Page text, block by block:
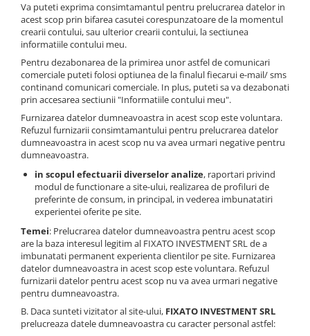
Va puteti exprima consimtamantul pentru prelucrarea datelor in
acest scop prin bifarea casutei corespunzatoare de la momentul
crearii contului, sau ulterior crearii contului, la sectiunea
informatiile contului meu.
Pentru dezabonarea de la primirea unor astfel de comunicari
comerciale puteti folosi optiunea de la finalul fiecarui e-mail/ sms
continand comunicari comerciale. In plus, puteti sa va dezabonati
prin accesarea sectiunii "Informatiile contului meu".
Furnizarea datelor dumneavoastra in acest scop este voluntara.
Refuzul furnizarii consimtamantului pentru prelucrarea datelor
dumneavoastra in acest scop nu va avea urmari negative pentru
dumneavoastra.
in scopul efectuarii diverselor analize, raportari privind
modul de functionare a site-ului, realizarea de profiluri de
preferinte de consum, in principal, in vederea imbunatatiri
experientei oferite pe site.
Temei: Prelucrarea datelor dumneavoastra pentru acest scop
are la baza interesul legitim al FIXATO INVESTMENT SRL de a
imbunatati permanent experienta clientilor pe site. Furnizarea
datelor dumneavoastra in acest scop este voluntara. Refuzul
furnizarii datelor pentru acest scop nu va avea urmari negative
pentru dumneavoastra.
B. Daca sunteti vizitator al site-ului, FIXATO INVESTMENT SRL
prelucreaza datele dumneavoastra cu caracter personal astfel: